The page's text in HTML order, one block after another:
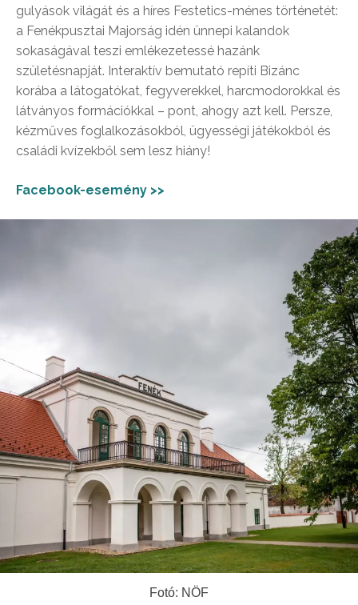
gulyások világát és a híres Festetics-ménes történetét:
a Fenékpusztai Majorság idén ünnepi kalandok
sokaságával teszi emlékezetessé hazánk
születésnapját. Interaktív bemutató repíti Bizánc
korába a látogatókat, fegyverekkel, harcmodorokkal és
látványos formációkkal – pont, ahogy azt kell. Persze,
kézműves foglalkozásokból, ügyességi játékokból és
családi kvízekből sem lesz hiány!
Facebook-esemény >>
Fotó: NÖF